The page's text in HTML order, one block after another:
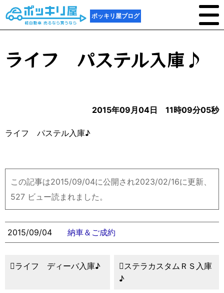
ポッキリ屋ブログ
ライフ パステル入庫♪
2015年09月04日 11時09分05秒
ライフ パステル入庫♪
この記事は2015/09/04に公開され2023/02/16に更新、
527 ビュー読まれました。
2015/09/04 納車＆ご成約
ライフ ディーバ入庫♪
ステラカスタムＲＳ入庫
♪